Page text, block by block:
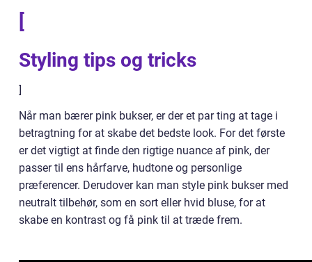
[
Styling tips og tricks
]
Når man bærer pink bukser, er der et par ting at tage i
betragtning for at skabe det bedste look. For det første
er det vigtigt at finde den rigtige nuance af pink, der
passer til ens hårfarve, hudtone og personlige
præferencer. Derudover kan man style pink bukser med
neutralt tilbehør, som en sort eller hvid bluse, for at
skabe en kontrast og få pink til at træde frem.